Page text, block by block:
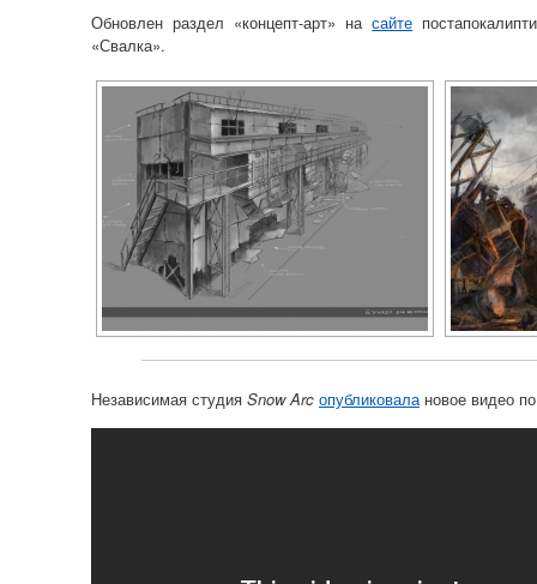
Обновлен раздел «концепт-арт» насайте
«Свалка».
Независимая студия Snow Arc опубликовала новое видео